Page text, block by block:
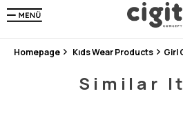
En Uygun Fiyat
300₺ ve Üzeri Alışverişlerde
Homepage Kıds Wear Products Girl
Similar